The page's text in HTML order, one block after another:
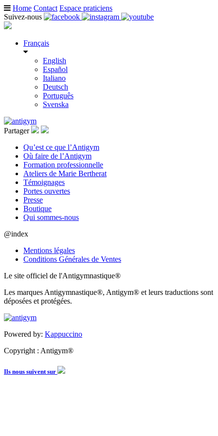
Home Contact Espace praticiens
Suivez-nous
Français
English
Español
Italiano
Deutsch
Português
Svenska
Partager
Qu’est ce que l’Antigym
Où faire de l’Antigym
Formation professionnelle
Ateliers de Marie Bertherat
Témoignages
Portes ouvertes
Presse
Boutique
Qui sommes-nous
@index
Mentions légales
Conditions Générales de Ventes
Le site officiel de l'Antigymnastique®
Les marques Antigymnastique®, Antigym® et leurs traductions sont
déposées et protégées.
Powered by: Kappuccino
Copyright : Antigym®
Ils nous suivent sur